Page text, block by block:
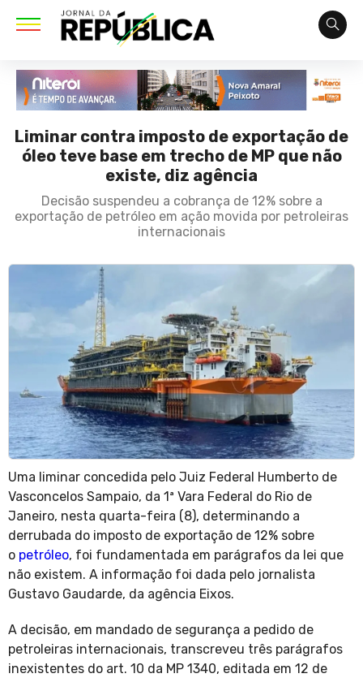
Liminar contra imposto de exportação de
óleo teve base em trecho de MP que não
existe, diz agência
Decisão suspendeu a cobrança de 12% sobre a
exportação de petróleo em ação movida por petroleiras
internacionais
Uma liminar concedida pelo Juiz Federal Humberto de
Vasconcelos Sampaio, da 1ª Vara Federal do Rio de
Janeiro, nesta quarta-feira (8), determinando a
derrubada do imposto de exportação de 12% sobre
o petróleo, foi fundamentada em parágrafos da lei que
não existem. A informação foi dada pelo jornalista
Gustavo Gaudarde, da agência Eixos.
A decisão, em mandado de segurança a pedido de
petroleiras internacionais, transcreveu três parágrafos
inexistentes do art. 10 da MP 1340, editada em 12 de